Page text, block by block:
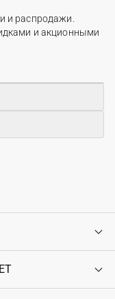
и распродажи.
и акционными